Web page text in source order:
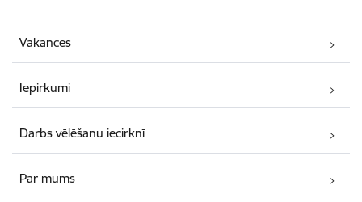
Vakances
Iepirkumi
Darbs vēlēšanu iecirknī
Par mums